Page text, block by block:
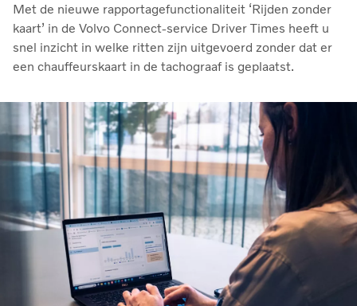
Met de nieuwe rapportagefunctionaliteit ‘Rijden zonder
kaart’ in de Volvo Connect-service Driver Times heeft u
snel inzicht in welke ritten zijn uitgevoerd zonder dat er
een chauffeurskaart in de tachograaf is geplaatst.